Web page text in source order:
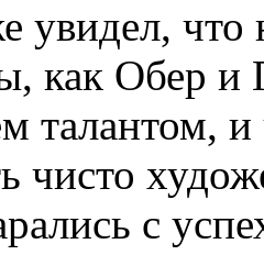
увидел, что
как Обер и
талантом, и
чисто
с